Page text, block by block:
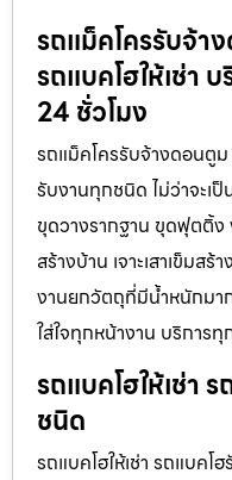
รถแม็คโครรับจ้า
รถแบคโฮให้เช่า
24 ชั่วโมง
รถแม็คโครรับจ้างดอนตูม
รับงานทุกชนิด ไม่ว่าจะเ
ขุดวางรากฐาน ขุดฟุตติ้ง ง
สร้างบ้าน เจาะเสาเข็มสร้
งานยกวัตถุที่มีน้ำหนักมา
ใส่ใจทุกหน้างาน บริการทุ
รถแบคโฮให้เช่า
ชนิด
รถแบคโฮให้เช่า รถแบคโ